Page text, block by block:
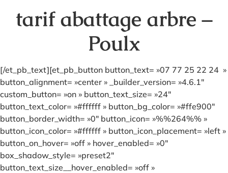
tarif abattage arbre –
Poulx
[/et_pb_text][et_pb_button button_text= »07 77 25 22 24 »
button_alignment= »center » _builder_version= »4.6.1″
custom_button= »on » button_text_size= »24″
button_text_color= »#ffffff » button_bg_color= »#ffe900″
button_border_width= »0″ button_icon= »%%264%% »
button_icon_color= »#ffffff » button_icon_placement= »left »
button_on_hover= »off » hover_enabled= »0″
box_shadow_style= »preset2″
button_text_size__hover_enabled= »off »